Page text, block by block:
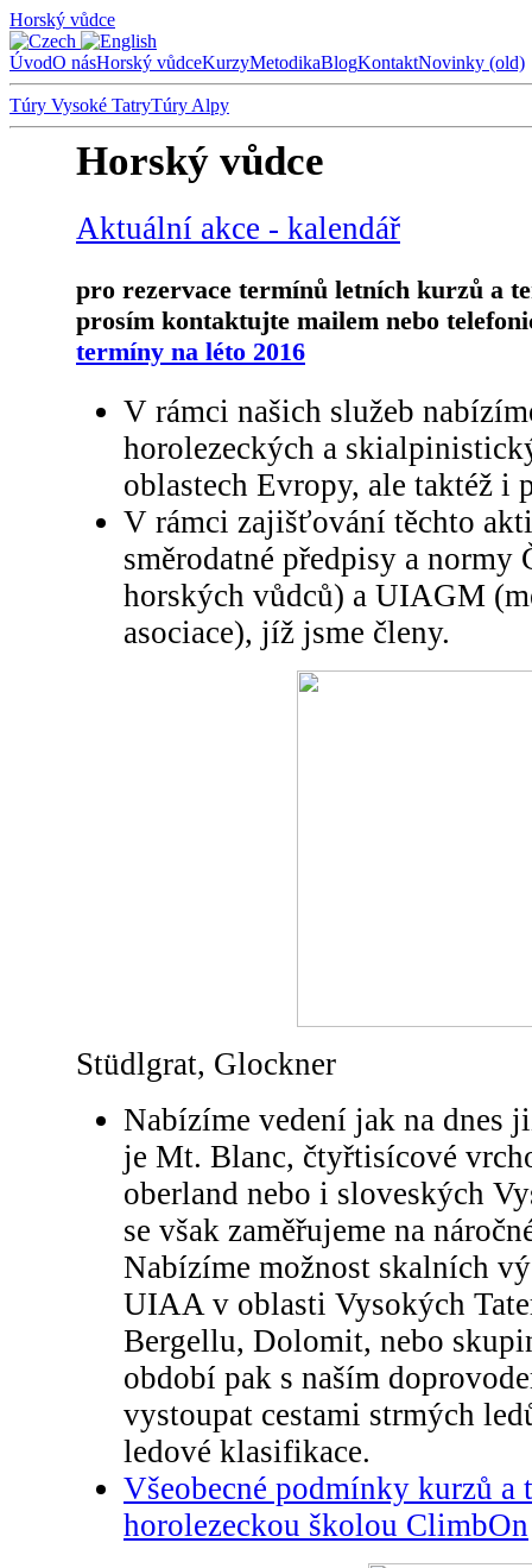
Horský vůdce
ÚvodO násHorský vůdceKurzyMetodikaBlogKontaktNovinky (old)
Túry Vysoké TatryTúry Alpy
Horský vůdce
Aktuální akce - kalendář
pro rezervace termínů letních kurzů a
prosím kontaktujte mailem nebo
termíny na léto 2016
V rámci našich služeb
horolezeckých a
oblastech Evropy, ale taktéž i
V rámci zajišťování těchto
směrodatné předpisy a normy
horských vůdců) a UIAGM
asociace), jíž jsme členy.
Stüdlgrat, Glockner
Nabízíme vedení jak na dnes
je Mt. Blanc, čtyřtisícové
oberland nebo i sloveských
se však zaměřujeme na
Nabízíme možnost skalních
UIAA v oblasti Vysokých
Bergellu, Dolomit, nebo
období pak s naším
vystoupat cestami strmých
ledové klasifikace.
Všeobecné podmínky kurzů a
horolezeckou školou ClimbOn